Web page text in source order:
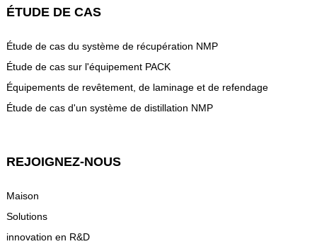
ÉTUDE DE CAS
Étude de cas du système de récupération NMP
Étude de cas sur l'équipement PACK
Équipements de revêtement, de laminage et de refendage
Étude de cas d'un système de distillation NMP
REJOIGNEZ-NOUS
Maison
Solutions
innovation en R&D